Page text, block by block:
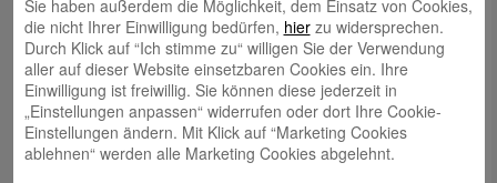
Sparkassen Kino Open-Air-Sommer 2026 startet
Öffnungszeiten der Sparkasse zum Wiesenmarkt
Herausragende Vertriebsleistung in Jahr 2025: Team
des ImmobilienCenter der Sparkasse Odenwaldkreis
überzeugt mit Kompetenz, Service und Erfolgsbilanz
Sie haben außerdem die Möglichkeit, dem Einsatz von Cookies,
die nicht Ihrer Einwilligung bedürfen, hierzu widersprechen.
Durch Klick auf “Ich stimme zu“ willigen Sie der Verwendung
aller auf dieser Website einsetzbaren Cookies ein. Ihre
Einwilligung ist freiwillig. Sie können diese jederzeit in
„Einstellungen anpassen“ widerrufen oder dort Ihre Cookie-
Einstellungen ändern. Mit Klick auf “Marketing Cookies
ablehnen“ werden alle Marketing Cookies abgelehnt.